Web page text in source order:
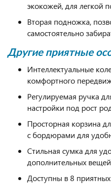
экокожей, для легкой
Вторая подножка,
самостоятельно
Другие приятные
Интеллектуальные
комфортного
Регулируемая ручка
настройки под рост
Просторная корзина
с бордюрами для
Стильная сумка для
дополнительных вещей
Доступны в 8